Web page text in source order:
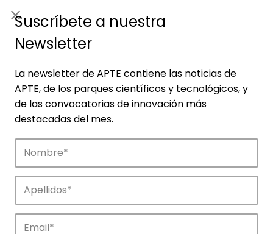
Empresas
Descubre las empresas que impulsan la
innovación en los parques de APTE.
Suscríbete a nuestra
Newsletter
La newsletter de APTE contiene las noticias de
APTE, de los parques científicos y tecnológicos, y
de las convocatorias de innovación más
destacadas del mes.